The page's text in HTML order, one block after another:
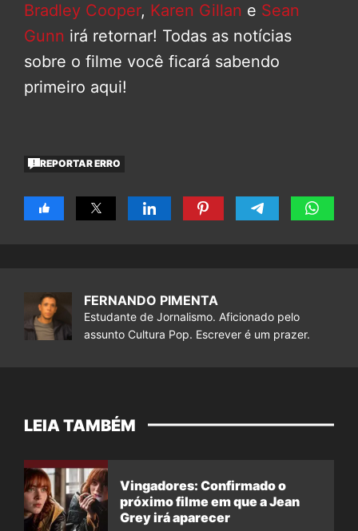
Bradley Cooper, Karen Gillan e Sean
Gunn irá retornar! Todas as notícias
sobre o filme você ficará sabendo
primeiro aqui!
REPORTAR ERRO
FERNANDO PIMENTA
Estudante de Jornalismo. Aficionado pelo
assunto Cultura Pop. Escrever é um prazer.
LEIA TAMBÉM
Vingadores: Confirmado o
próximo filme em que a Jean
Grey irá aparecer